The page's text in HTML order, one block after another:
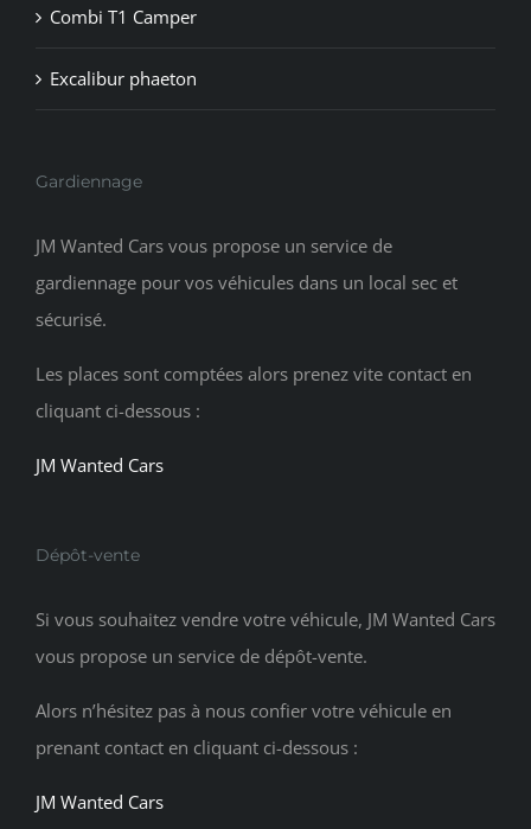
Combi T1 Camper
Excalibur phaeton
Gardiennage
JM Wanted Cars vous propose un service de
gardiennage pour vos véhicules dans un local sec et
sécurisé.
Les places sont comptées alors prenez vite contact en
cliquant ci-dessous :
JM Wanted Cars
Dépôt-vente
Si vous souhaitez vendre votre véhicule, JM Wanted Cars
vous propose un service de dépôt-vente.
Alors n’hésitez pas à nous confier votre véhicule en
prenant contact en cliquant ci-dessous :
JM Wanted Cars